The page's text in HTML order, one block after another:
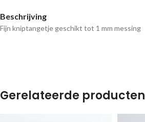
Beschrijving
Fijn kniptangetje geschikt tot 1 mm messing
Gerelateerde producten